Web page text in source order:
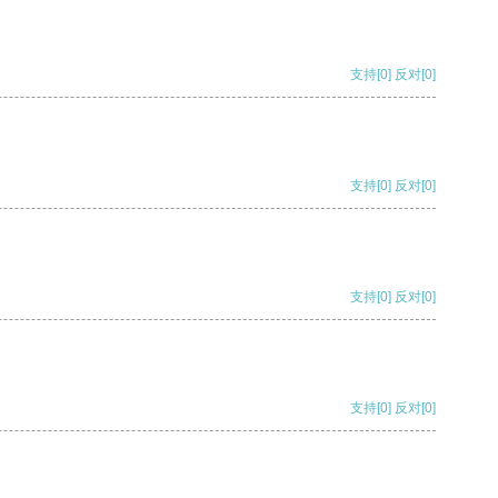
支持[0] 反对[0]
支持[0] 反对[0]
支持[0] 反对[0]
支持[0] 反对[0]